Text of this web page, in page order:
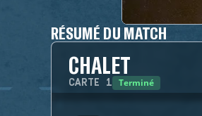
RÉSUMÉ DU MATCH
CHALET
CARTE 1 Terminé